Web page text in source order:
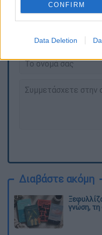
CONFIRM
Data Deletion
διαγράφονται
Διαβάστε ακόμη
γνώση, τη